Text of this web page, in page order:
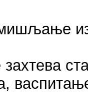
захтева